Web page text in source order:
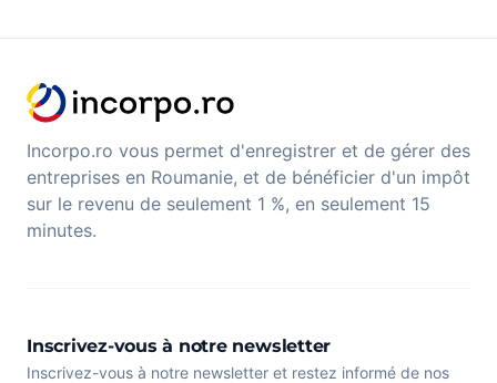
Incorpo.ro vous permet d'enregistrer et de gérer des
entreprises en Roumanie, et de bénéficier d'un impôt
sur le revenu de seulement 1 %, en seulement 15
minutes.
Inscrivez-vous à notre newsletter
Inscrivez-vous à notre newsletter et restez informé de nos